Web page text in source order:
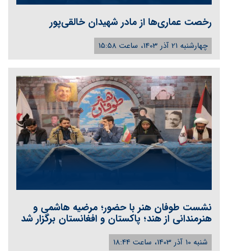
رخصت عماری‌ها از مادر شهیدان خالقی‌پور
چهارشنبه 21 آذر 1403، ساعت 15:58
نشست طوفان هنر با حضور؛ مرضیه هاشمی و
هنرمندانی از هند؛ پاکستان و افغانستان برگزار شد
شنبه 10 آذر 1403، ساعت 18:44